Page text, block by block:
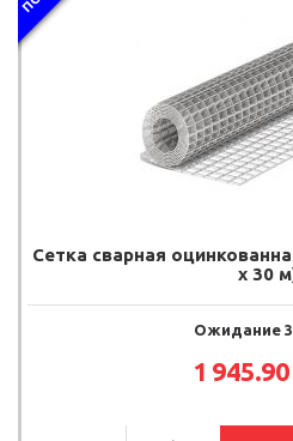
Сетка сварная
х 30
Ожидание
1